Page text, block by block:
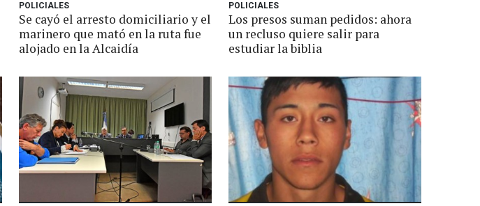
POLICIALES
Se cayó el arresto domiciliario y el
marinero que mató en la ruta fue
alojado en la Alcaidía
POLICIALES
Los presos suman pedidos: ahora
un recluso quiere salir para
estudiar la biblia